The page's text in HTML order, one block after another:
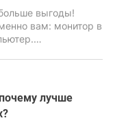
выгоды!
вам: монитор в
лучше